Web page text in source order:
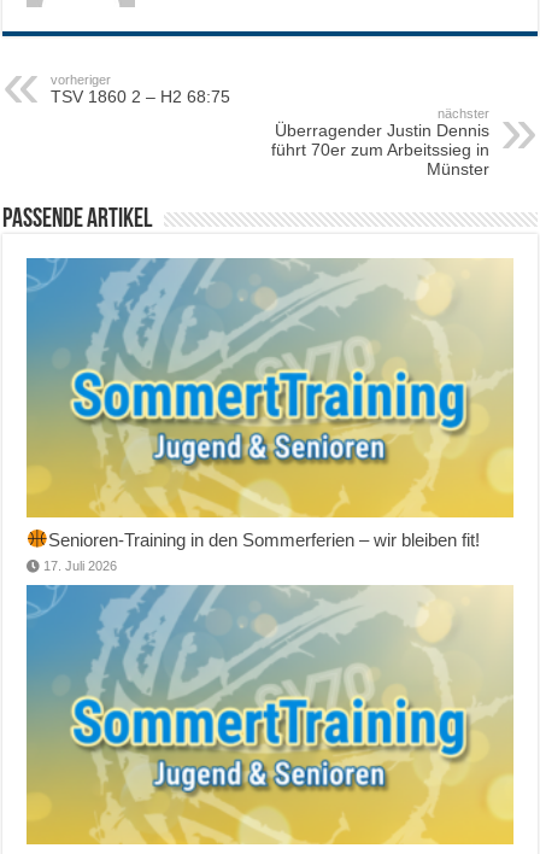
vorheriger
TSV 1860 2 – H2 68:75
nächster
Überragender Justin Dennis
führt 70er zum Arbeitssieg in
Münster
Passende Artikel
Senioren-Training in den Sommerferien – wir bleiben fit!
17. Juli 2026